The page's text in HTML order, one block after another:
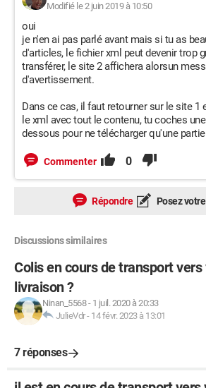
Modifié le 2 juin 2019 à 10:50
oui
je n'en ai pas parlé avant mais si tu as
d'articles, le fichier xml peut devenir trop
transférer, le site 2 affichera alorsun
d'avertissement.
Dans ce cas, il faut retourner sur le site 1
le xml avec tout le contenu, tu coches
dessous pour ne télécharger qu'une
Commenter 0
Répondre Posez
Discussions similaires
Colis en cours de transport
livraison ?
Ninan_5568- 1 juil. 2020 à 20:33
JulieVdr- 14 févr. 2023 à 13:01
7 réponses